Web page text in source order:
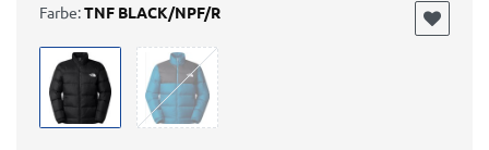
Farbe:TNF BLACK/NPF/R